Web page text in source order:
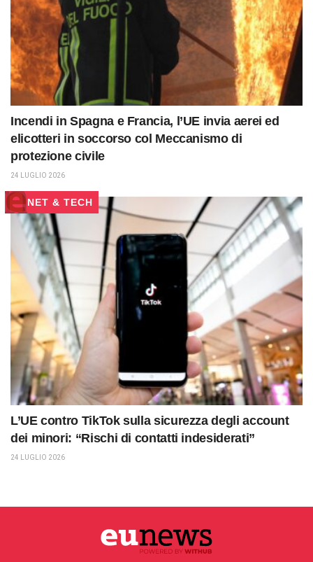
Incendi in Spagna e Francia, l’UE invia aerei ed
elicotteri in soccorso col Meccanismo di
protezione civile
24 LUGLIO 2026
NET & TECH
L’UE contro TikTok sulla sicurezza degli account
dei minori: “Rischi di contatti indesiderati”
24 LUGLIO 2026